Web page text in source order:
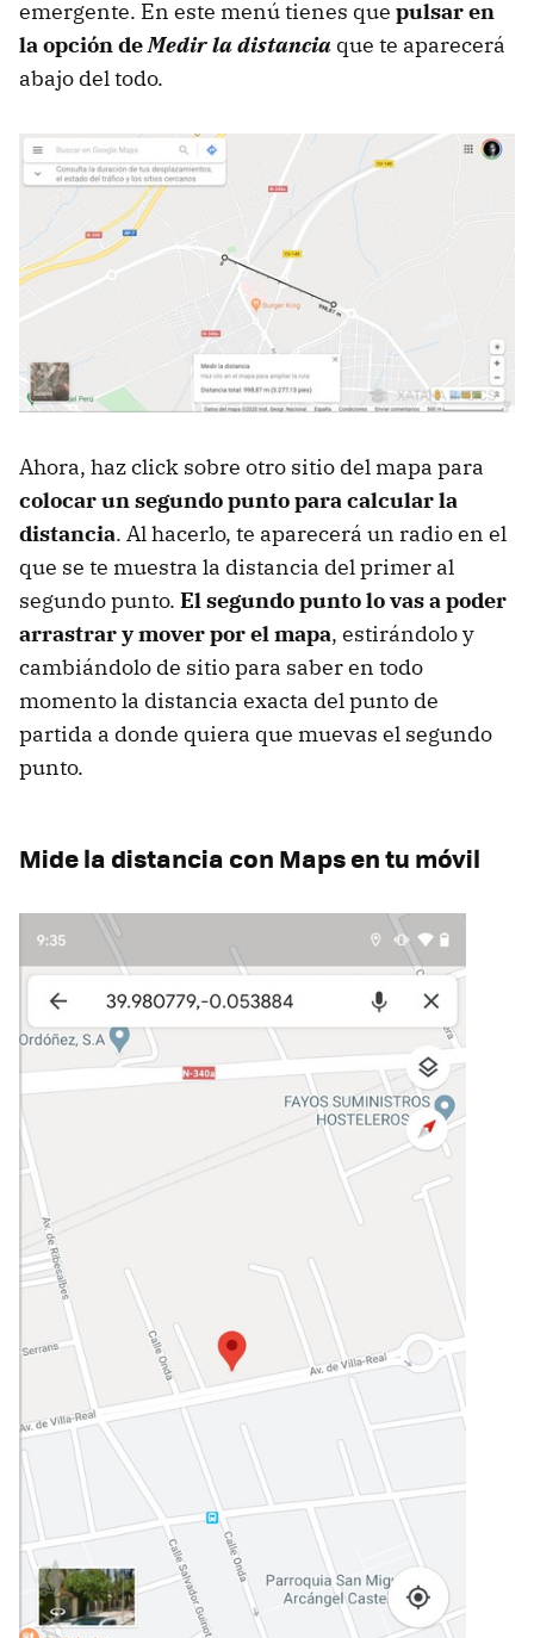
emergente. En este menú tienes que pulsar en
la opción deMedir la distancia que te aparecerá
abajo del todo.
Ahora, haz click sobre otro sitio del mapa para
colocar un segundo punto para calcular la
distancia. Al hacerlo, te aparecerá un radio en el
que se te muestra la distancia del primer al
segundo punto. El segundo punto lo vas a poder
arrastrar y mover por el mapa, estirándolo y
cambiándolo de sitio para saber en todo
momento la distancia exacta del punto de
partida a donde quiera que muevas el segundo
punto.
Mide la distancia con Maps en tu móvil